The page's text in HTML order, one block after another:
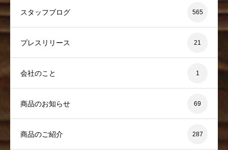
スタッフブログ 565
プレスリリース 21
会社のこと 1
商品のお知らせ 69
商品のご紹介 287